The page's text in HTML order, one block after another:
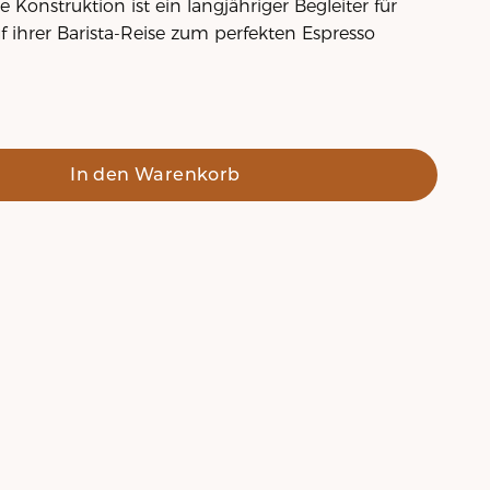
Konstruktion ist ein langjähriger Begleiter für
ihrer Barista-Reise zum perfekten Espresso
In den Warenkorb